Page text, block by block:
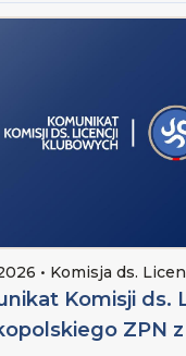
• Komisja ds.
Komisji ds.
ZPN